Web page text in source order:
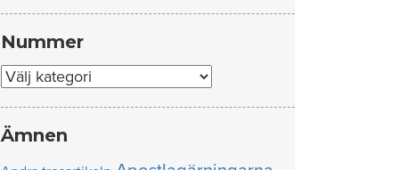
Nummer
Nummer
Ämnen